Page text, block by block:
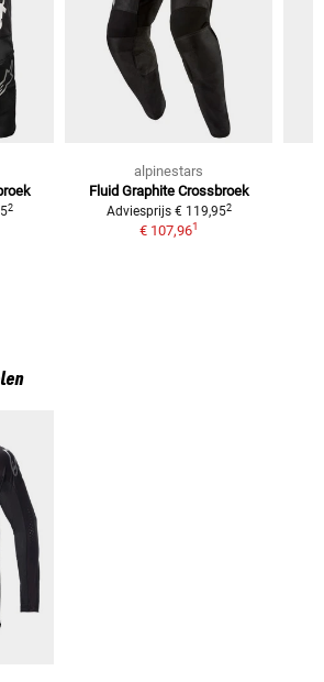
2
alpinestars
Fluid Graphite Crossbroek
Adviesprijs € 119,952
€ 107,961